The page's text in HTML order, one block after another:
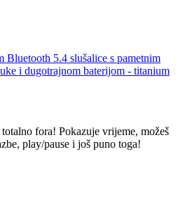
Bluetooth 5.4 slušalice s pametnim
i dugotrajnom baterijom - titanium
fora! Pokazuje vrijeme, možeš
play/pause i još puno toga!